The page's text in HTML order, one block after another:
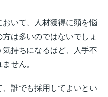
いて、人材獲得に頭を悩
は多いのではないでしょ
持ちになるほど、人手不
せん。
誰でも採用してよいとい